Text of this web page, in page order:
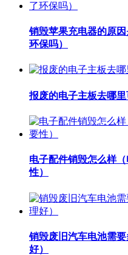
销毁苹果充电器的原
环保吗）
报废的电子主板去哪里
电子配件销毁怎么样
性）
销毁废旧汽车电池需
好）